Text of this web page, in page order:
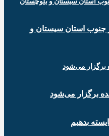
جنوب استان سیستان و
برگزار می‌شود
بدهیم